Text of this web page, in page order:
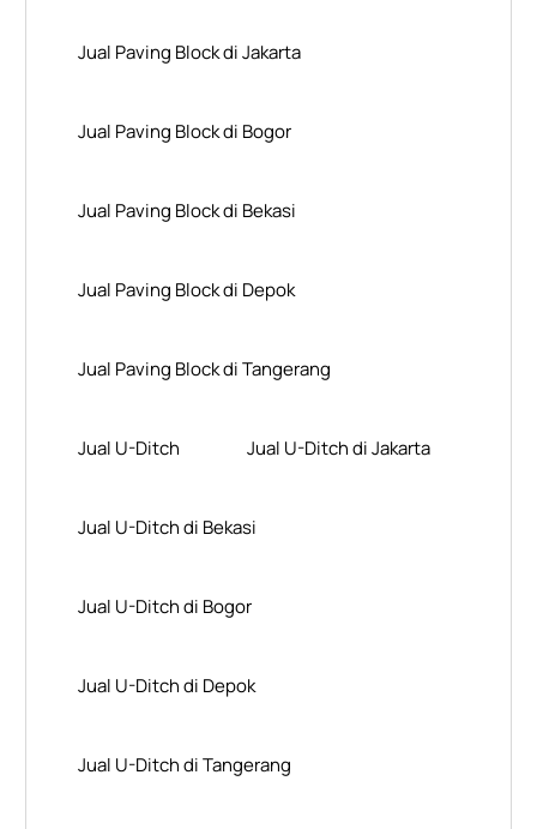
Jual Paving Block di Jakarta
Jual Paving Block di Bogor
Jual Paving Block di Bekasi
Jual Paving Block di Depok
Jual Paving Block di Tangerang
Jual U-Ditch Jual U-Ditch di Jakarta
Jual U-Ditch di Bekasi
Jual U-Ditch di Bogor
Jual U-Ditch di Depok
Jual U-Ditch di Tangerang